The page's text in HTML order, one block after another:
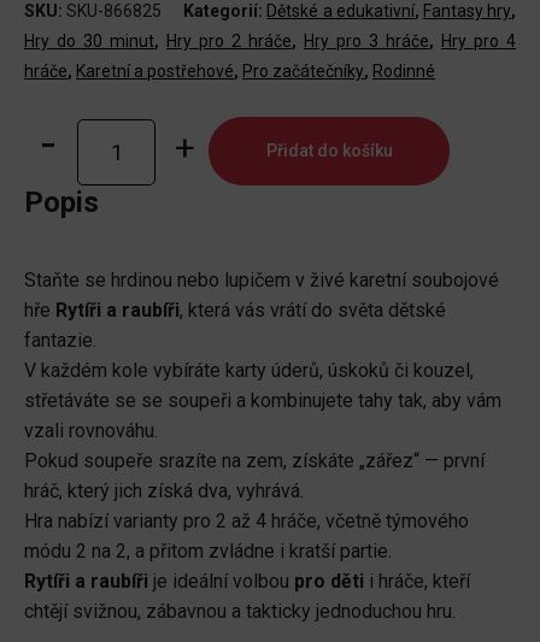
SKU:SKU-866825 Kategorií: Dětské a edukativní, Fantasy hry,
Hry do 30 minut, Hry pro 2 hráče, Hry pro 3 hráče, Hry pro 4
hráče, Karetní a postřehové, Pro začátečníky, Rodinné
raubíři
Přidat do košíku
Popis
Staňte se hrdinou nebo lupičem v živé karetní soubojové
hře Rytíři a raubíři, která vás vrátí do světa dětské
fantazie.
V každém kole vybíráte karty úderů, úskoků či kouzel,
střetáváte se se soupeři a kombinujete tahy tak, aby vám
vzali rovnováhu.
Pokud soupeře srazíte na zem, získáte „zářez“ — první
hráč, který jich získá dva, vyhrává.
Hra nabízí varianty pro 2 až 4 hráče, včetně týmového
módu 2 na 2, a přitom zvládne i kratší partie.
Rytíři a raubíři je ideální volbou pro děti i hráče, kteří
chtějí svižnou, zábavnou a takticky jednoduchou hru.